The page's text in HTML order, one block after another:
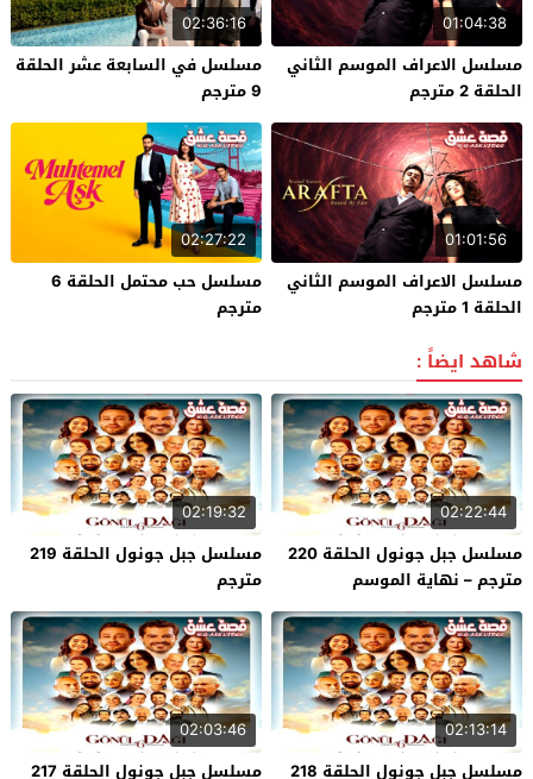
01:04:38
مسلسل الاعراف الموسم الثاني
الحلقة 2 مترجم
02:36:16
مسلسل في السابعة عشر الحلقة
9 مترجم
01:01:56
مسلسل الاعراف الموسم الثاني
الحلقة 1 مترجم
02:27:22
مسلسل حب محتمل الحلقة 6
مترجم
شاهد ايضاً :
02:22:44
مسلسل جبل جونول الحلقة 220
مترجم – نهاية الموسم
02:19:32
مسلسل جبل جونول الحلقة 219
مترجم
02:13:14
مسلسل جبل جونول الحلقة 218
02:03:46
مسلسل جبل جونول الحلقة 217